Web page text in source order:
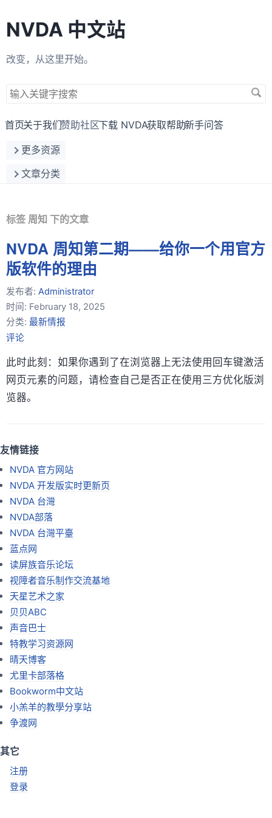
NVDA 中文站
改变，从这里开始。
搜
关
字
首页关于我们赞助社区下载 NVDA获取帮助新手问答
更多资源
文章分类
标签 周知 下的文章
NVDA 周知第二期——给你一个用官方
版软件的理由
发布者: Administrator
时间: February 18, 2025
分类: 最新情报
评论
此时此刻：如果你遇到了在浏览器上无法使用回车键激活
网页元素的问题，请检查自己是否正在使用三方优化版浏
览器。
友情链接
NVDA 官方网站
NVDA 开发版实时更新页
NVDA 台灣
NVDA部落
NVDA 台灣平臺
蓝点网
读屏族音乐论坛
视障者音乐制作交流基地
天星艺术之家
贝贝ABC
声音巴士
特教学习资源网
晴天博客
尤里卡部落格
Bookworm中文站
小羔羊的教學分享站
争渡网
其它
注册
登录